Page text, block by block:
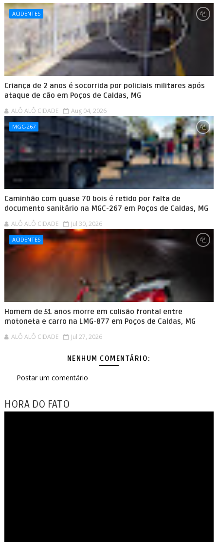
ACIDENTES
Criança de 2 anos é socorrida por policiais militares após
ataque de cão em Poços de Caldas, MG
ALÔ ALÔ CIDADE Aug 04, 2026
MGC-267
Caminhão com quase 70 bois é retido por falta de
documento sanitário na MGC-267 em Poços de Caldas, MG
ALÔ ALÔ CIDADE Jul 30, 2026
ACIDENTES
Homem de 51 anos morre em colisão frontal entre
motoneta e carro na LMG-877 em Poços de Caldas, MG
ALÔ ALÔ CIDADE Jul 27, 2026
NENHUM COMENTÁRIO:
Postar um comentário
HORA DO FATO